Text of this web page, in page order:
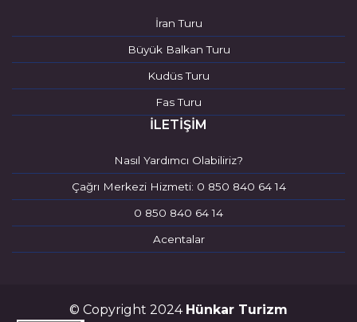
İran Turu
Büyük Balkan Turu
Kudüs Turu
Fas Turu
İLETİŞİM
Nasıl Yardımcı Olabiliriz?
Çağrı Merkezi Hizmeti: 0 850 840 64 14
0 850 840 64 14
Acentalar
© Copyright 2024 Hünkar Turizm